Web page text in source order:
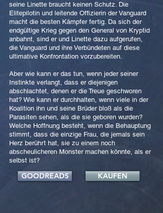
seine Linette braucht keinen Schutz. Die
Elitepilotin und leitende Offizierin der Vanguard
macht die besten Kämpfer fertig. Da sich der
endgültige Krieg gegen den General von Kryptid
anbahnt, sind er und Linette dazu aufgerufen,
die Vanguard und ihre Verbündeten auf diese
ultimative Konfrontation vorzubereiten.
Aber wie kann er das tun, wenn jeder seiner
Instinkte verlangt, dass er diejenigen
abschlachtet, denen er die Treue geschworen
hat? Wie kann er durchhalten, wenn viele in der
Koalition ihn und seine Brüder bloß als die
Parasiten sehen, als die sie geboren wurden?
Welche Hoffnung besteht, wenn die Behauptung
stimmt, dass die einzige Frau, die jemals sein
Herz berührt hat, sie zu einem noch
abscheulicheren Monster machen könnte, als er
selbst ist?
GOODREADS KAUFEN